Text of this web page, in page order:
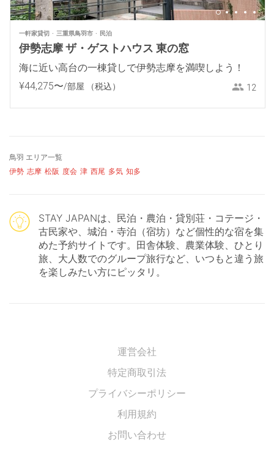
一軒家貸切 三重県鳥羽市 民泊
伊勢志摩 ザ・ゲストハウス 東の窓
海に近い高台の一棟貸しで伊勢志摩を満喫しよう！
¥44,275〜/部屋 （税込） 12
鳥羽 エリア一覧
伊勢 志摩 松阪 度会 津 西尾 多気 知多
STAY JAPANは、民泊・農泊・貸別荘・コテージ・
古民家や、城泊・寺泊（宿坊）など個性的な宿を集
めた予約サイトです。田舎体験、農業体験、ひとり
旅、大人数でのグループ旅行など、いつもと違う旅
を楽しみたい方にピッタリ。
運営会社
特定商取引法
プライバシーポリシー
利用規約
お問い合わせ